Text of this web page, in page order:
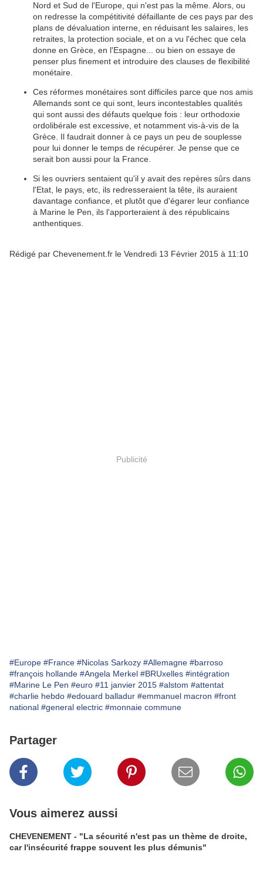
Nord et Sud de l'Europe, qui n'est pas la même. Alors, ou
on redresse la compétitivité défaillante de ces pays par des
plans de dévaluation interne, en réduisant les salaires, les
retraites, la protection sociale, et on a vu l'échec que cela
donne en Grèce, en l'Espagne... ou bien on essaye de
penser plus finement et introduire des clauses de flexibilité
monétaire.
Ces réformes monétaires sont difficiles parce que nos amis
Allemands sont ce qui sont, leurs incontestables qualités
qui sont aussi des défauts quelque fois : leur orthodoxie
ordolibérale est excessive, et notamment vis-à-vis de la
Grèce. Il faudrait donner à ce pays un peu de souplesse
pour lui donner le temps de récupérer. Je pense que ce
serait bon aussi pour la France.
Si les ouvriers sentaient qu'il y avait des repères sûrs dans
l'Etat, le pays, etc, ils redresseraient la tête, ils auraient
davantage confiance, et plutôt que d'égarer leur confiance
à Marine le Pen, ils l'apporteraient à des républicains
anthentiques.
Rédigé par Chevenement.fr le Vendredi 13 Février 2015 à 11:10
Publicité
#Europe #France #Nicolas Sarkozy #Allemagne #barroso
#françois hollande #Angela Merkel #BRUxelles #intégration
#Marine Le Pen #euro #11 janvier 2015 #alstom #attentat
#charlie hebdo #edouard balladur #emmanuel macron #front
national #general electric #monnaie commune
Partager
Vous aimerez aussi
CHEVENEMENT - "La sécurité n'est pas un thème de droite,
car l'insécurité frappe souvent les plus démunis"